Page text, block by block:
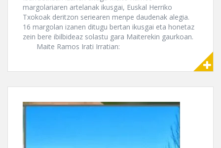
margolariaren artelanak ikusgai, Euskal Herriko
Txokoak deritzon seriearen menpe daudenak alegia.
16 margolan izanen ditugu bertan ikusgai eta honetaz
zein bere ibilbideaz solastu gara Maiterekin gaurkoan.
Maite Ramos Irati Irratian: